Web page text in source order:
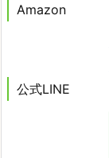
Amazon
公式LINE